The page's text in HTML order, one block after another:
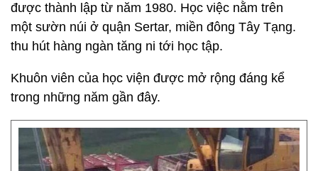
được thành lập từ năm 1980. Học việc nằm trên
một sườn núi ở quận Sertar, miền đông Tây Tạng.
thu hút hàng ngàn tăng ni tới học tập.
Khuôn viên của học viện được mở rộng đáng kể
trong những năm gần đây.